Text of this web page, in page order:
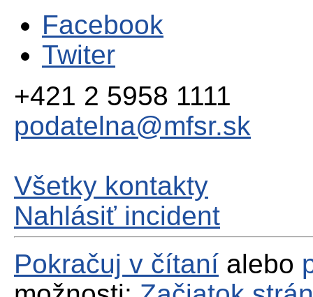
Facebook
Twiter
+421 2 5958 1111
podatelna@mfsr.sk
Všetky kontakty
Nahlásiť incident
Pokračuj v čítaní alebo